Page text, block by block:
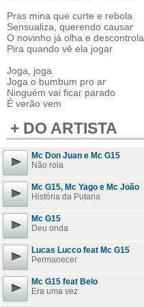
Pras mina que curte e rebola
Sensualiza, querendo causar
O novinho já olha e descontrola
Pira quando vê ela jogar
Joga, joga
Joga o bumbum pro ar
Ninguém vai ficar parado
É verão vem
+ DO ARTISTA
Mc Don Juan e Mc G15
Não rola
Mc G15, Mc Yago e Mc João
História da Putaria
Mc G15
Deu onda
Lucas Lucco feat Mc G15
Permanecer
Mc G15 feat Belo
Era uma vez